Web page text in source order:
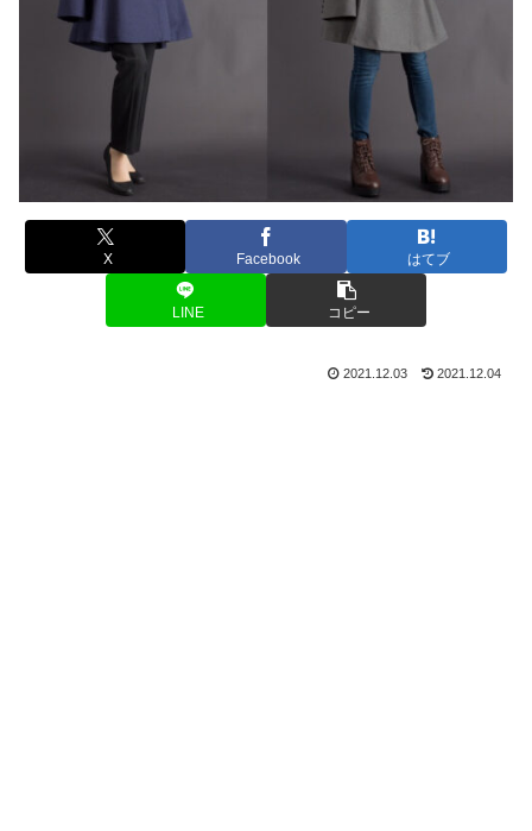
X Facebook はてブ
LINE コピー
2021.12.03 2021.12.04